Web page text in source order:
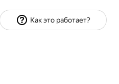
Как это работает?